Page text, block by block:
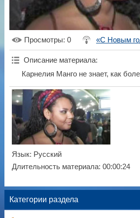
Просмотры: 0 «С Новым
Описание материала:
Карнелия Манго не знает, как
Язык: Русский
Длительность материала: 00:00:24
Категории раздела